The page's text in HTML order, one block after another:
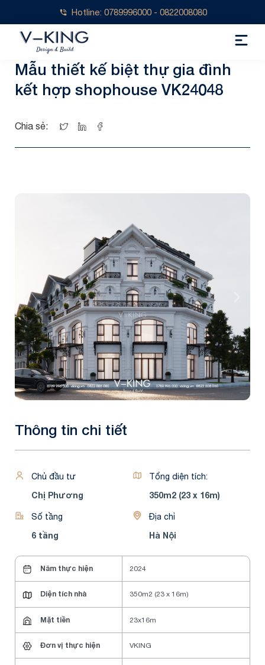
Hotline: 0789996000 - 0822008080
Mẫu thiết kế biệt thự gia đình
kết hợp shophouse VK24048
Chia sẻ:
Thông tin chi tiết
Chủ đầu tư
Chị Phương
Tổng diện tích:
350m2 (23 x 16m)
Số tầng
6 tầng
Địa chỉ
Hà Nội
Năm thực hiện 2024
Diện tích nhà 350m2 (23 x 16m)
Mặt tiền 23x16m
Đơn vị thực hiện VKING